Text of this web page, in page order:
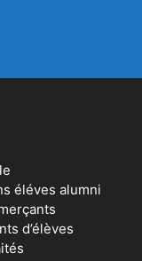
éléves alumni
d’élèves